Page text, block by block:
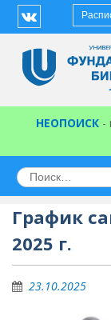
Перейти
Vk
НЕОПОИСК -
Искать:
График
2025 г.
23.10.2025